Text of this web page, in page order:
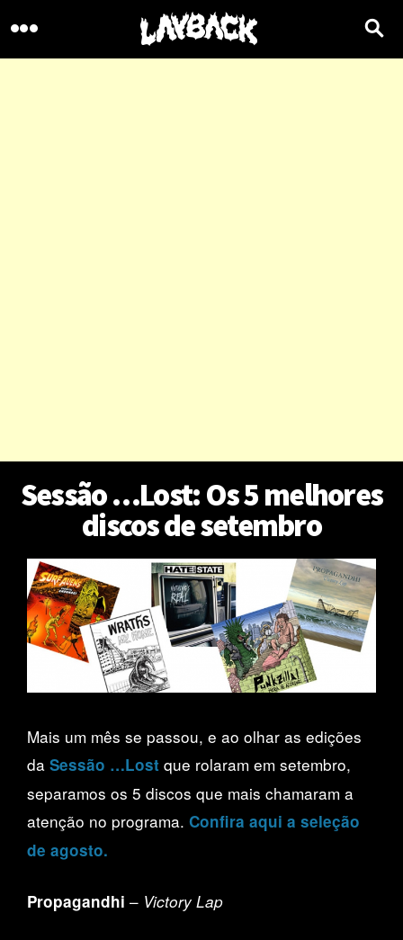
Sessão …Lost: Os 5 melhores
discos de setembro
Mais um mês se passou, e ao olhar as edições
da Sessão …Lost que rolaram em setembro,
separamos os 5 discos que mais chamaram a
atenção no programa. Confira aqui a seleção
de agosto.
Propagandhi – Victory Lap